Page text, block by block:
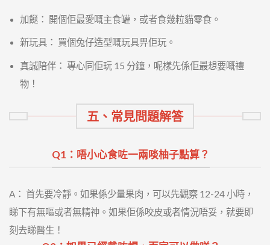
加餸： 開個佢最愛嘅主食罐，或者食幾粒貓零食。
新玩具： 買個兔仔造型嘅玩具畀佢玩。
真誠陪伴： 專心同佢玩 15 分鐘，呢樣先係佢最想要嘅禮
物！
五、常見問題解答
Q1：唔小心食咗一兩啖柚子點算？
A： 首先要冷靜。如果係少量果肉，可以先觀察 12-24 小時，
睇下有無嘔或者無精神。如果佢係咬皮或者情況唔妥，就要即
刻去睇醫生！